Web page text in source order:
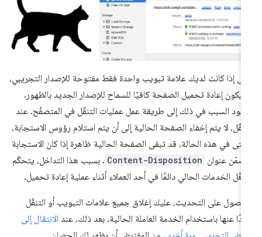
إذا كانت لديك علامة تبويب واحدة فقط مفتوحة للإصدار التجريبي،
يكون إعادة تحميل الصفحة كافيًا للسماح للإصدار الجديد بالظهور.
السبب في ذلك إلى طريقة عمل عمليات التنقّل في المتصفّح. عند
لا يتم إخفاء الصفحة الحالية إلى أن يتم استلام رؤوس الاستجابة،
في هذه الحالة، قد تبقى الصفحة الحالية ظاهرة إذا كان الاستجابة
عنوان Content-Disposition . بسبب هذا التداخل، يتحكّم
الخدمات الحالي دائمًا في أحد العملاء أثناء عملية إعادة تحميل.
على التحديث، عليك إغلاق جميع علامات التبويب أو التنقّل
عنها باستخدام الخدمة العاملة الحالية. بعد ذلك، عندالانتقال إلى